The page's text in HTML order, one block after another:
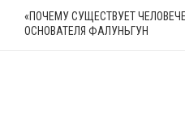
«ПОЧЕМУ СУЩЕСТВУЕТ
ОСНОВАТЕЛЯ ФАЛУНЬГУН